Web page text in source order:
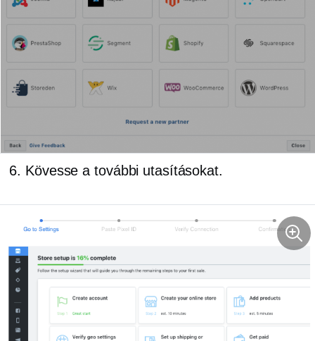
Kövesse a további utasításokat.